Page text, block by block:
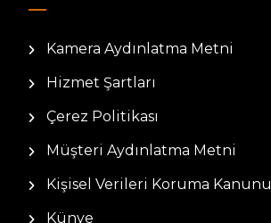
Kamera Aydınlatma Metni
Hizmet Şartları
Çerez Politikası
Müşteri Aydınlatma Metni
Kişisel Verileri Koruma Kanunu
Künye